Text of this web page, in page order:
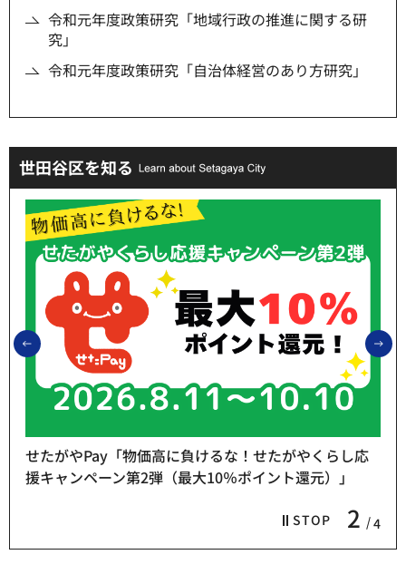
令和元年度政策研究「地域行政の推進に関する研
究」
令和元年度政策研究「自治体経営のあり方研究」
世田谷区を知る
前のスライドを表示
STOP 2 4
せたがやPay「物価高に負けるな！せたがやくらし応
援キャンペーン第2弾（最大10％ポイント還元）」